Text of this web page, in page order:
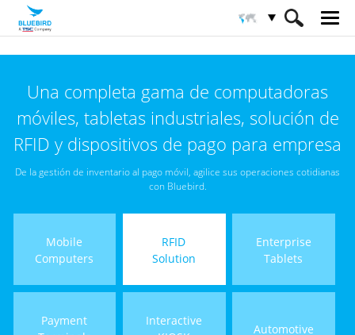
Lector RFID de escritorio
Una completa gama de computadoras
móviles, tabletas industriales, solución de
RFID y dispositivos de pago para empresa
De la gestión de inventario al pago móvil, agilice sus operaciones cotidianas
con Bluebird.
Mobile
Computers
RFID
Solution
Enterprise
Tablets
Payment
Interactive
Automotive